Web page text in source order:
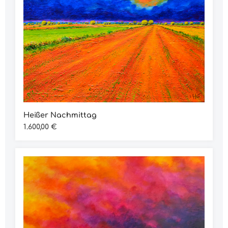
Heißer Nachmittag
Regulärer Preis:
1.600,00 €